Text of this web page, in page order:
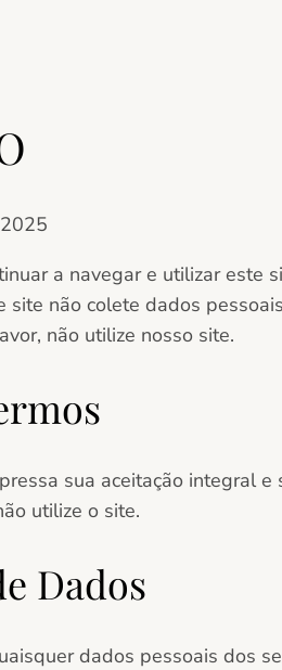
a navegar e utilizar este
site não colete dados
não utilize nosso site.
sua aceitação integral
utilize o site.
Dados
dados pessoais dos